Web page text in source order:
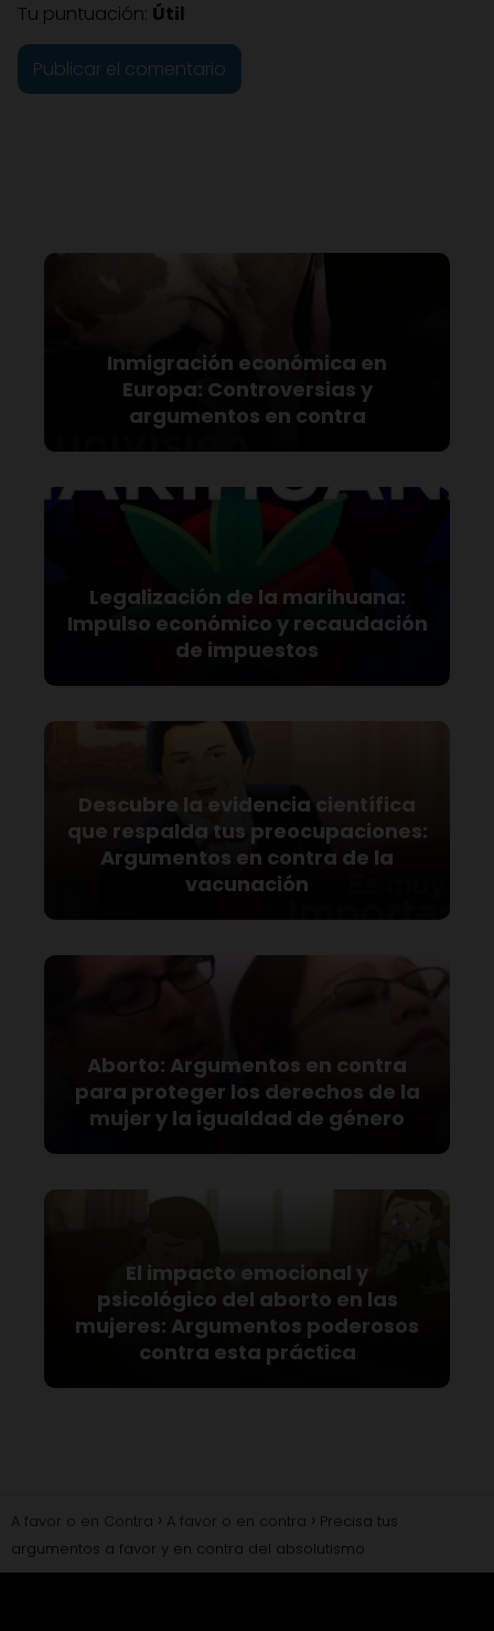
Tu puntuación: Útil
Inmigración económica en
Europa: Controversias y
argumentos en contra
Legalización de la marihuana:
Impulso económico y recaudación
de impuestos
Descubre la evidencia científica
que respalda tus preocupaciones:
Argumentos en contra de la
vacunación
Aborto: Argumentos en contra
para proteger los derechos de la
mujer y la igualdad de género
El impacto emocional y
psicológico del aborto en las
mujeres: Argumentos poderosos
contra esta práctica
A favor o en Contra A favor o en contra
Precisa tus
argumentos a favor y en contra del absolutismo